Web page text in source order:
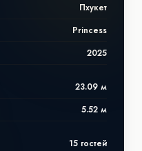
Пхукет
Princess
2025
23.09 м
5.52 м
15 гостей